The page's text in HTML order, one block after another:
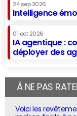
24 sep 2026
Intelligence
01 oct 2026
IA agentique :
déployer des
À NE PAS
Voici les